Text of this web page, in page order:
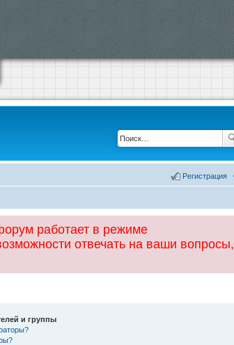
Регистрация
работает в режиме
отвечать на ваши вопросы,
и группы